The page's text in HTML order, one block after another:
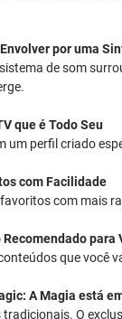
por uma
de som
que é Todo Seu
um perfil criado
com Facilidade
com mais
para
que você
A Magia está
O